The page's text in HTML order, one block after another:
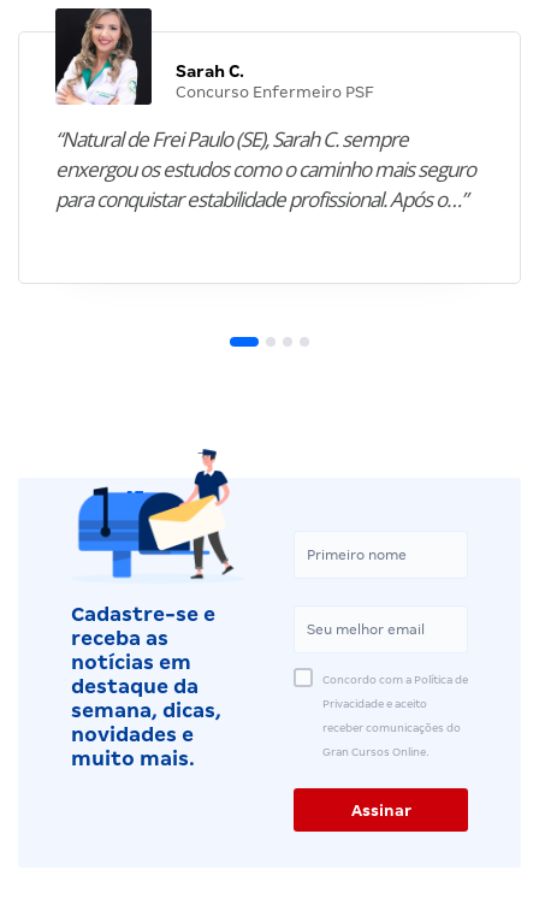
Sarah C.
Concurso Enfermeiro PSF
“Natural de Frei Paulo (SE), Sarah C. sempre
enxergou os estudos como o caminho mais seguro
para conquistar estabilidade profissional. Após o…”
Cadastre-se e
receba as
notícias em
destaque da
semana, dicas,
novidades e
muito mais.
Concordo com a Política de
Privacidade e aceito
receber comunicações do
Gran Cursos Online.